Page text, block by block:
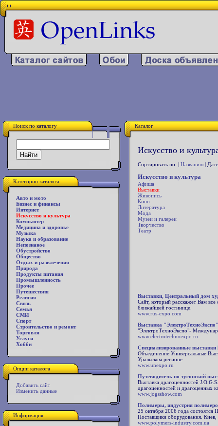
iii
Поиск по каталогу
Категории каталога
Авто и мото
Бизнес и финансы
Интернет
Искусство и культура
Компьютер
Медицина и здоровье
Музыка
Наука и образование
Непознаное
Обустройство
Общество
Отдых и развлечения
Природа
Продукты питания
Промышленность
Прочее
Путешествия
Религия
Связь
Семья
СМИ
Спорт
Строительство и ремонт
Торговля
Услуги
Хобби
Опции каталога
Добавить сайт
Изменить данные
Информация
Каталог
Искусство и
Сортировать по: | Названию |
Искусство и культура
Афиша
Выставки
Живопись
Кино
Литература
Мода
Музеи и галереи
Творчество
Театр
Выставки, Центральный дом
Сайт, который расскажет Вам
ближайшей гостинице.
www.rus-expo.com
Выставка "ЭлектроТехноЭкспо"
"ЭлектроТехноЭкспо"-
www.electrotechnoexpo.ru
Специализированные выставки
Объединение Универсальные
Уральском регионе
www.unexpo.ru
Путеводитель по тусонской
Выставка драгоценностей
драгоценностей и драгоценных
www.jogsshow.com
Полимеры, индустрия
25 октября 2006 года
Поставщики оборудования. Киев,
www.polymers-industry.com.ua